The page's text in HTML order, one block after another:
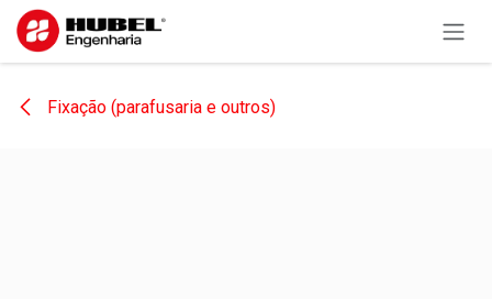
Pular para o conteúdo
Fixação (parafusaria e outros)